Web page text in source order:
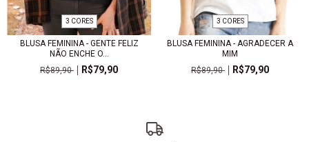
3 CORES
BLUSA FEMININA - GENTE FELIZ
NÃO ENCHE O...
R$89,90
R$79,90
3 CORES
BLUSA FEMININA - AGRADECER A
MIM
R$89,90
R$79,90